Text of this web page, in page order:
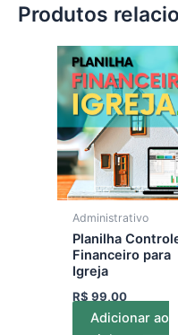
Produtos
Administrativo
Planilha
Financeiro para
Igreja
R$ 99,00
Adicionar ao